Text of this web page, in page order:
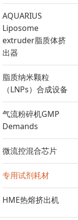
AQUARIUS
Liposome
extruder脂质体挤
出器
脂质纳米颗粒
（LNPs）合成设备
气流粉碎机GMP
Demands
微流控混合芯片
专用试剂耗材
HME热熔挤出机